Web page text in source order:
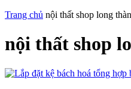
Trang chủ nội thất shop long
nội thất shop